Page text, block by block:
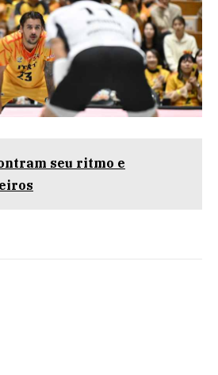
seu ritmo e